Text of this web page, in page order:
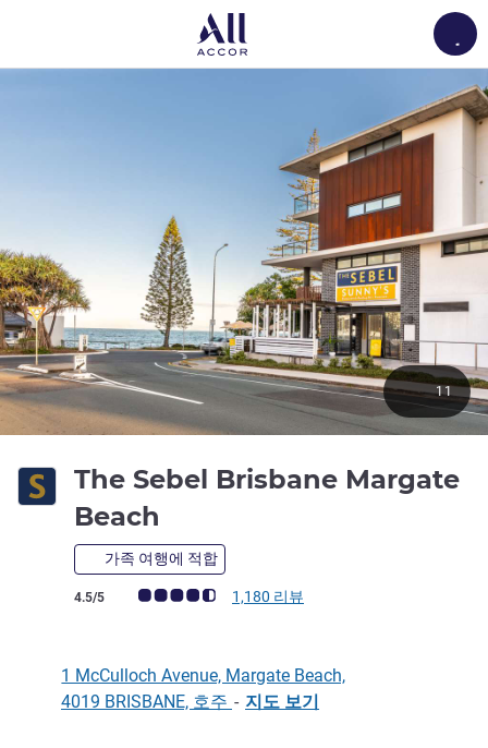
The Sebel Brisbane Margate
Beach
가족 여행에 적합
고객 평점 (ALL 평가)
4.5/5 1,180 리뷰
11
1 McCulloch Avenue, Margate Beach,
4019 BRISBANE, 호주 - 지도 보기